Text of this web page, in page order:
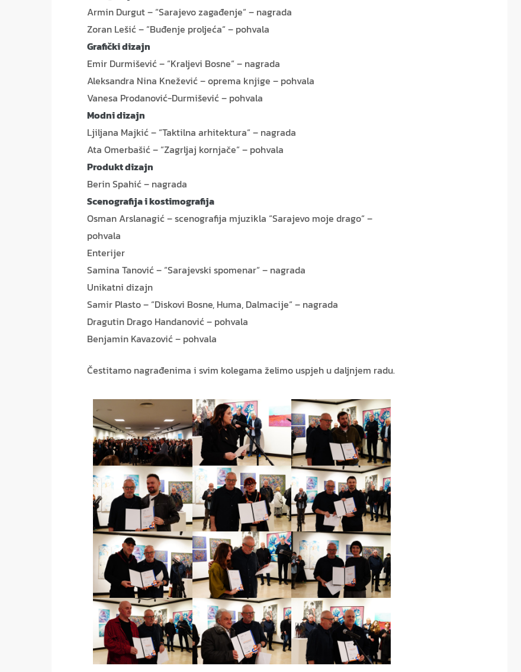
Armin Durgut – “Sarajevo zagađenje“ – nagrada
Zoran Lešić – “Buđenje proljeća“ – pohvala
Grafički dizajn
Emir Durmišević – “Kraljevi Bosne“ – nagrada
Aleksandra Nina Knežević – oprema knjige – pohvala
Vanesa Prodanović-Durmišević – pohvala
Modni dizajn
Ljiljana Majkić – “Taktilna arhitektura“ – nagrada
Ata Omerbašić – “Zagrljaj kornjače“ – pohvala
Produkt dizajn
Berin Spahić – nagrada
Scenografija i kostimografija
Osman Arslanagić – scenografija mjuzikla “Sarajevo moje drago“ –
pohvala
Enterijer
Samina Tanović – “Sarajevski spomenar“ – nagrada
Unikatni dizajn
Samir Plasto – “Diskovi Bosne, Huma, Dalmacije“ – nagrada
Dragutin Drago Handanović – pohvala
Benjamin Kavazović – pohvala
Čestitamo nagrađenima i svim kolegama želimo uspjeh u daljnjem radu.